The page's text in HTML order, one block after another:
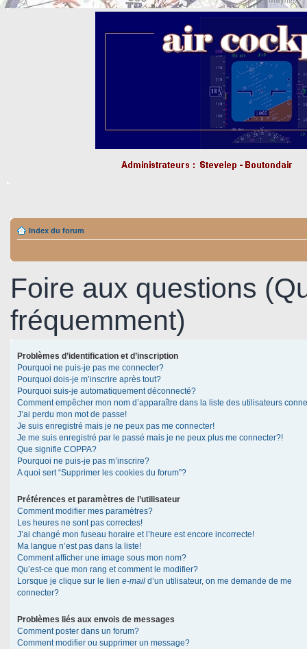
Index du forum
Foire aux questions
fréquemment)
Problèmes d’identification et d’inscription
Pourquoi ne puis-je pas me connecter?
Pourquoi dois-je m’inscrire après tout?
Pourquoi suis-je automatiquement déconnecté?
Comment empêcher mon nom d’apparaître dans la liste des utilisateurs
J’ai perdu mon mot de passe!
Je suis enregistré mais je ne peux pas me connecter!
Je me suis enregistré par le passé mais je ne peux plus me connecter?!
Que signifie COPPA?
Pourquoi ne puis-je pas m’inscrire?
A quoi sert “Supprimer les cookies du forum”?
Préférences et paramètres de l’utilisateur
Comment modifier mes paramètres?
Les heures ne sont pas correctes!
J’ai changé mon fuseau horaire et l’heure est encore incorrecte!
Ma langue n’est pas dans la liste!
Comment afficher une image sous mon nom?
Qu’est-ce que mon rang et comment le modifier?
Lorsque je clique sur le lien e-mail d’un utilisateur, on me demande de me
connecter?
Problèmes liés aux envois de messages
Comment poster dans un forum?
Comment modifier ou supprimer un message?